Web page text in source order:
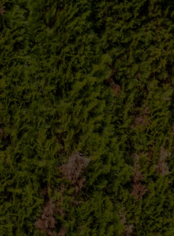
locatie, droogte of
is geraakt door permanente
de aangrenzende takken de
plant in de haag door een
is geplaatst zodat ze het gat